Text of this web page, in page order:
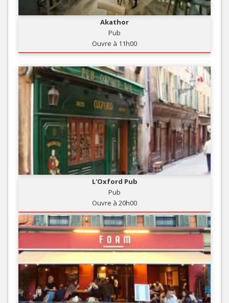
Akathor
Pub
Ouvre à 11h00
L'Oxford Pub
Pub
Ouvre à 20h00